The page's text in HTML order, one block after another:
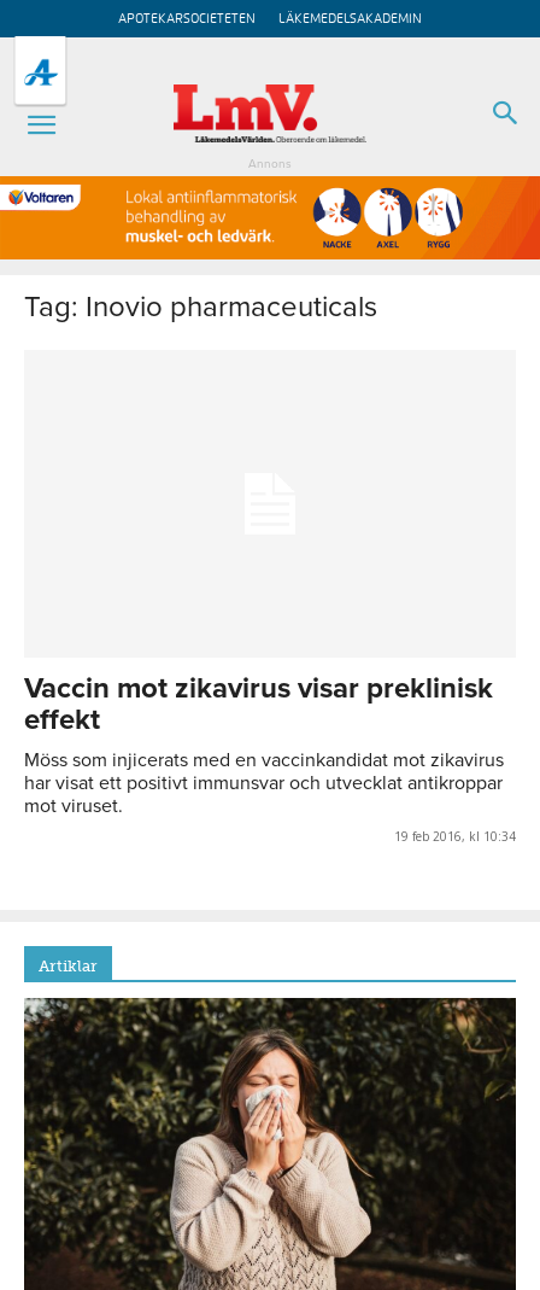
APOTEKARSOCIETETEN LÄKEMEDELSAKADEMIN
Annons
Tag: Inovio pharmaceuticals
Vaccin mot zikavirus visar preklinisk
effekt
Möss som injicerats med en vaccinkandidat mot zikavirus
har visat ett positivt immunsvar och utvecklat antikroppar
mot viruset.
19 feb 2016, kl 10:34
Artiklar